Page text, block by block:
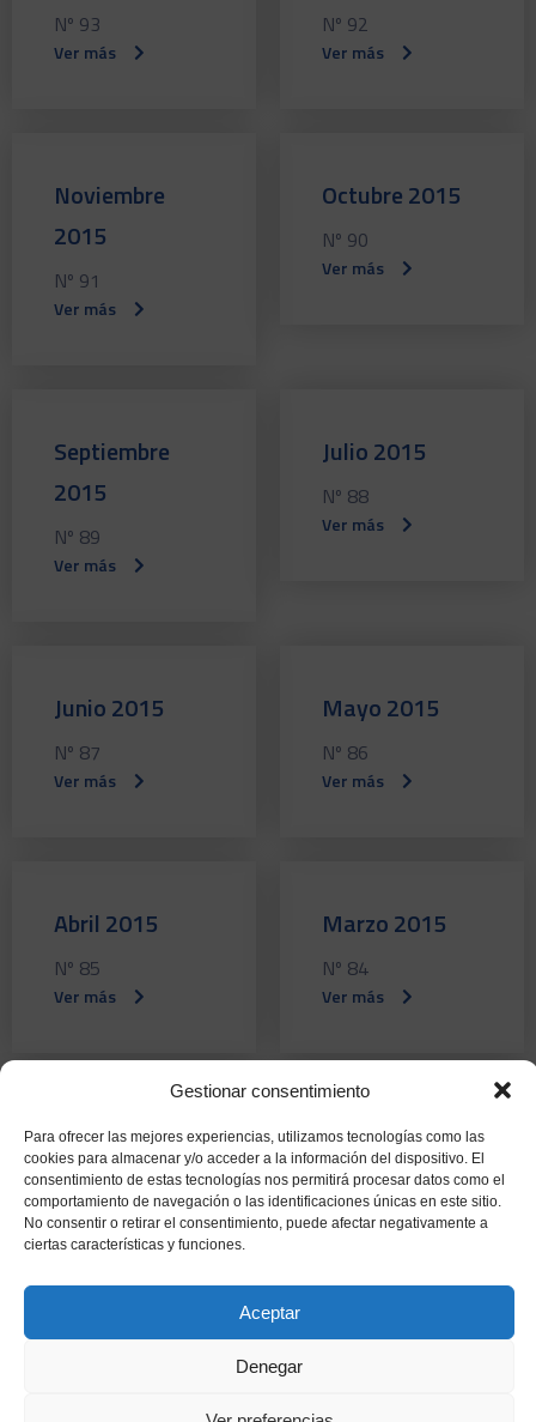
Gestionar consentimiento
Para ofrecer las mejores experiencias, utilizamos tecnologías como las
cookies para almacenar y/o acceder a la información del dispositivo. El
consentimiento de estas tecnologías nos permitirá procesar datos como el
comportamiento de navegación o las identificaciones únicas en este sitio.
No consentir o retirar el consentimiento, puede afectar negativamente a
ciertas características y funciones.
Aceptar
Denegar
Nº 93
Ver más
Nº 92
Ver más
Noviembre
2015
Nº 91
Ver más
Octubre 2015
Nº 90
Ver más
Septiembre
2015
Nº 89
Ver más
Julio 2015
Nº 88
Ver más
Junio 2015
Nº 87
Ver más
Mayo 2015
Nº 86
Ver más
Abril 2015
Nº 85
Ver más
Marzo 2015
Nº 84
Ver más
Febrero 2015
Nº 83
Ver más
Enero 2015
Nº 82
Ver más